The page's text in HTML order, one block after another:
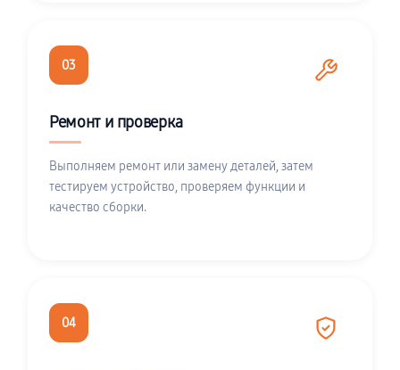
03
Ремонт и проверка
Выполняем ремонт или замену деталей, затем
тестируем устройство, проверяем функции и
качество сборки.
04